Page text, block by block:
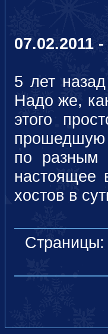
07.02.2011
5 лет
Надо же,
этого
прошедшую
по разным
настоящее
хостов в
Страницы: